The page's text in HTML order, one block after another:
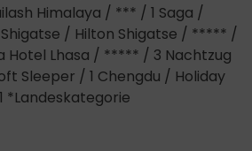
Himalaya / *** / 1 Saga /
/ Hilton Shigatse / ***** /
Hotel Lhasa / ***** / 3 Nachtzug
Sleeper / 1 Chengdu / Holiday
*Landeskategorie